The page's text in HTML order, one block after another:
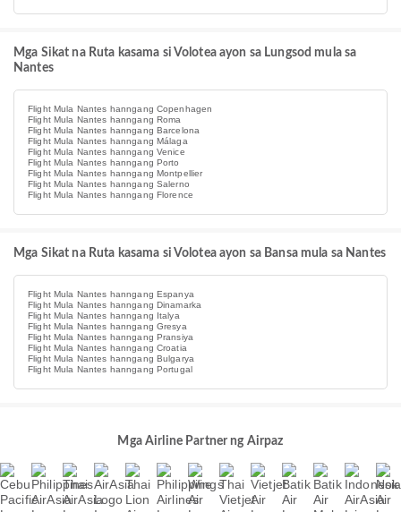
Mga Sikat na Ruta kasama si Volotea ayon sa Lungsod mula sa
Nantes
Flight Mula Nantes hanngang Copenhagen
Flight Mula Nantes hanngang Roma
Flight Mula Nantes hanngang Barcelona
Flight Mula Nantes hanngang Málaga
Flight Mula Nantes hanngang Venice
Flight Mula Nantes hanngang Porto
Flight Mula Nantes hanngang Montpellier
Flight Mula Nantes hanngang Salerno
Flight Mula Nantes hanngang Florence
Mga Sikat na Ruta kasama si Volotea ayon sa Bansa mula sa Nantes
Flight Mula Nantes hanngang Espanya
Flight Mula Nantes hanngang Dinamarka
Flight Mula Nantes hanngang Italya
Flight Mula Nantes hanngang Gresya
Flight Mula Nantes hanngang Pransiya
Flight Mula Nantes hanngang Croatia
Flight Mula Nantes hanngang Bulgarya
Flight Mula Nantes hanngang Portugal
Mga Airline Partner ng Airpaz